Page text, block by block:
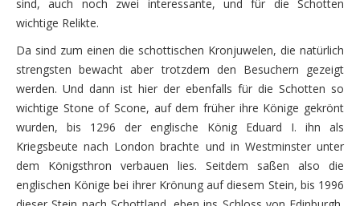
Freitag, 5.09. – AUTOtour und Beginn unseres
Die vierte Woche – zurück in den Südosten
Samstag, 6.09. – Weiterfahrt mit weltlichem Segen
Sonntag, 7.09. – Weiterfahrt an die Ostküste St.
Montag, 8.09. – Weiterfahrt in die Ochil Hills
Dienstag, 9.09. – Weiterfahrt zum Cairnpapple Hill
sind, auch noch zwei interessante, und für die Schotten
wichtige Relikte.
Da sind zum einen die schottischen Kronjuwelen, die natürlich
strengsten bewacht aber trotzdem den Besuchern gezeigt
werden. Und dann ist hier der ebenfalls für die Schotten so
wichtige Stone of Scone, auf dem früher ihre Könige gekrönt
wurden, bis 1296 der englische König Eduard I. ihn als
Kriegsbeute nach London brachte und in Westminster unter
dem Königsthron verbauen lies. Seitdem saßen also die
englischen Könige bei ihrer Krönung auf diesem Stein, bis 1996